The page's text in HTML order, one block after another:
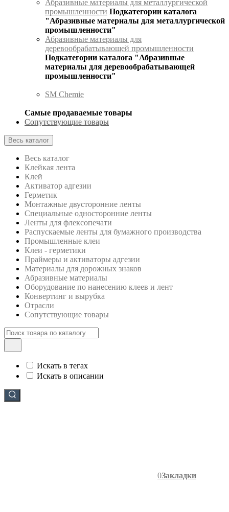
Абразивные материалы для металлургической
промышленности Подкатегории каталога
"Абразивные материалы для металлургической
промышленности"
Абразивные материалы для
деревообрабатывающей промышленности
Подкатегории каталога "Абразивные
материалы для деревообрабатывающей
промышленности"
SM Chemie
Самые продаваемые товары
Сопутствующие товары
Весь каталог
Весь каталог
Клейкая лента
Клей
Активатор адгезии
Герметик
Монтажные двусторонние ленты
Специальные односторонние ленты
Ленты для флексопечати
Распускаемые ленты для бумажного производства
Промышленные клеи
Клеи - герметики
Праймеры и активаторы адгезии
Материалы для дорожных знаков
Абразивные материалы
Оборудование по нанесению клеев и лент
Конвертинг и вырубка
Отрасли
Сопутствующие товары
Искать в тегах
Искать в описании
0Закладки